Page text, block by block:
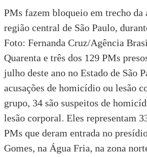
PMs fazem bloqueio em trecho da
região central de São Paulo,
Foto: Fernanda Cruz/Agência
Quarenta e três dos 129 PMs
julho deste ano no Estado de São
acusações de homicídio ou lesão
grupo, 34 são suspeitos de
lesão corporal. Eles representam
PMs que deram entrada no
Gomes, na Água Fria, na zona